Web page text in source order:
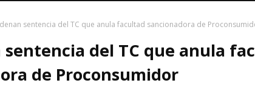
sentencia del TC que anula facultad sancionadora de
sentencia del TC que anula
de Proconsumidor